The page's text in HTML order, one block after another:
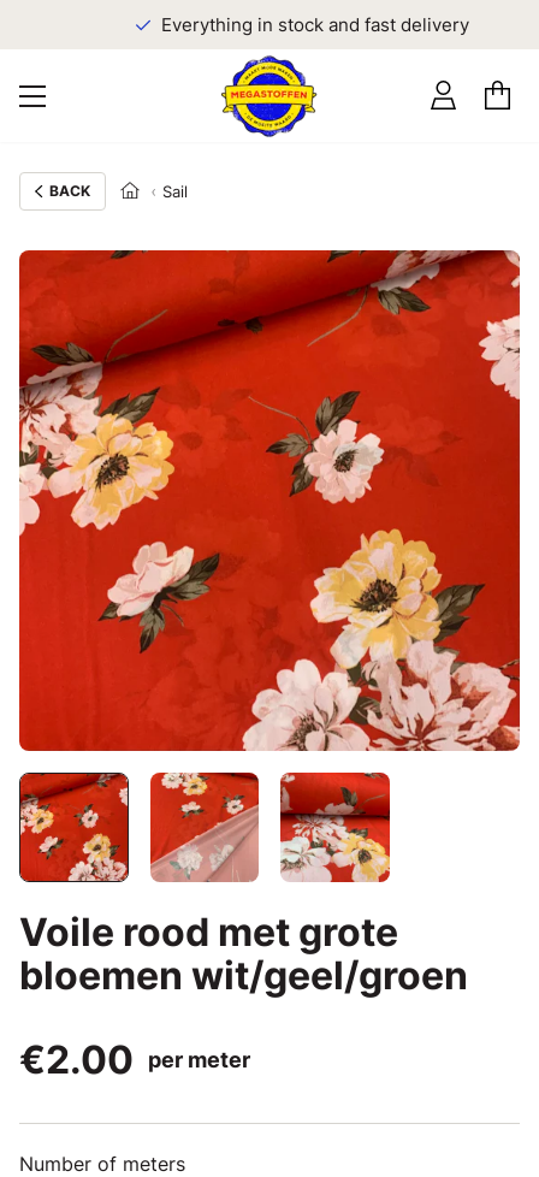
Everything in stock and fast delivery
BACK Sail
Voile rood met grote
bloemen wit/geel/groen
€2.00
per meter
Number of meters